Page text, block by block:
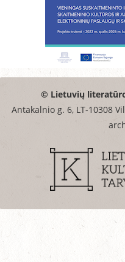
© Lietuvių
Antakalnio g. 6, LT-10308